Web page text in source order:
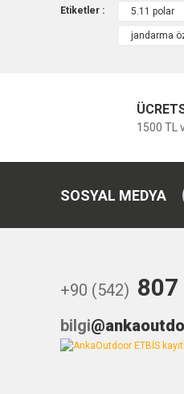
Etiketler : 5.11 polar
jandarma
1500 TL
SOSYAL MEDYA
+90 (542)
bilgi